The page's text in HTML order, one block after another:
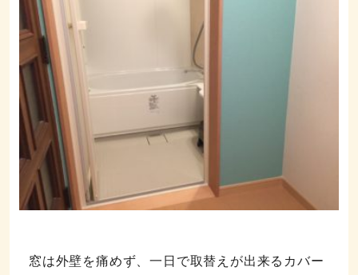
窓は外壁を痛めず、一日で取替えが出来るカバー